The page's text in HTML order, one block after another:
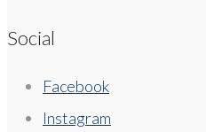
Social
Facebook
Instagram